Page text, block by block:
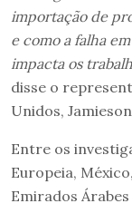
importação de
e como a falha
impacta os
disse o
Unidos,
Entre os
Europeia,
Emirados